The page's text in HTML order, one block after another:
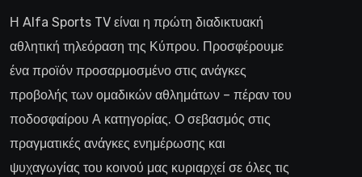
Η Alfa Sports TV είναι η πρώτη διαδικτυακή
αθλητική τηλεόραση της Κύπρου. Προσφέρουμε
ένα προϊόν προσαρμοσμένο στις ανάγκες
προβολής των ομαδικών αθλημάτων – πέραν του
ποδοσφαίρου Α κατηγορίας. Ο σεβασμός στις
πραγματικές ανάγκες ενημέρωσης και
ψυχαγωγίας του κοινού μας κυριαρχεί σε όλες τις